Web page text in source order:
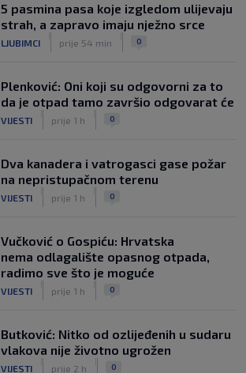
5 pasmina pasa koje izgledom ulijevaju
strah, a zapravo imaju nježno srce
LJUBIMCI prije 54 min 0
Plenković: Oni koji su odgovorni za to
da je otpad tamo završio odgovarat će
VIJESTI prije 1 h 0
Dva kanadera i vatrogasci gase požar
na nepristupačnom terenu
VIJESTI prije 1 h 0
Vučković o Gospiću: Hrvatska
nema odlagalište opasnog otpada,
radimo sve što je moguće
VIJESTI prije 1 h 0
Butković: Nitko od ozlijeđenih u sudaru
vlakova nije životno ugrožen
VIJESTI prije 2 h 0